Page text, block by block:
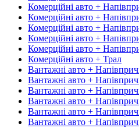
Комерційні авто +
Комерційні авто +
Комерційні авто +
Комерційні авто +
Комерційні авто +
Комерційні авто + Трал
Вантажні авто +
Вантажні авто +
Вантажні авто +
Вантажні авто +
Вантажні авто +
Вантажні авто +